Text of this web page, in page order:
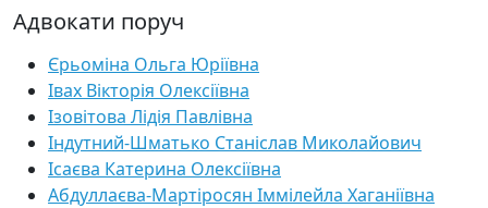
Адвокати поруч
Єрьоміна Ольга Юріївна
Івах Вікторія Олексіївна
Ізовітова Лідія Павлівна
Індутний-Шматько Станіслав Миколайович
Ісаєва Катерина Олексіївна
Абдуллаєва-Мартіросян Іммілейла Хаганіївна